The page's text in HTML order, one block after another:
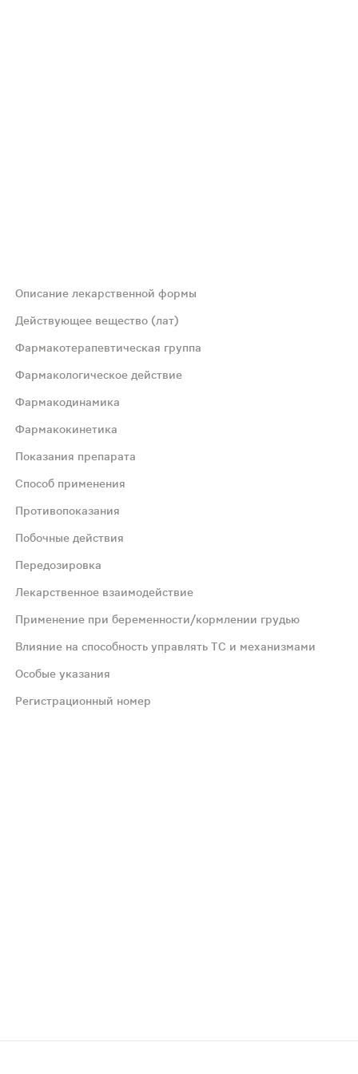
скругленными концами, с риской; на поперечном
Симптоматическая терапия острого геморроя.
препарата. Не рекомендуется прием препарата
Описание лекарственной формы
Действующее вещество (лат)
Фармакотерапевтическая группа
Фармакологическое действие
Фармакодинамика
Фармакокинетика
Показания препарата
Способ применения
Противопоказания
Побочные действия
Передозировка
Лекарственное взаимодействие
Применение при беременности/кормлении грудью
Влияние на способность управлять ТС и механизмами
Особые указания
Регистрационный номер